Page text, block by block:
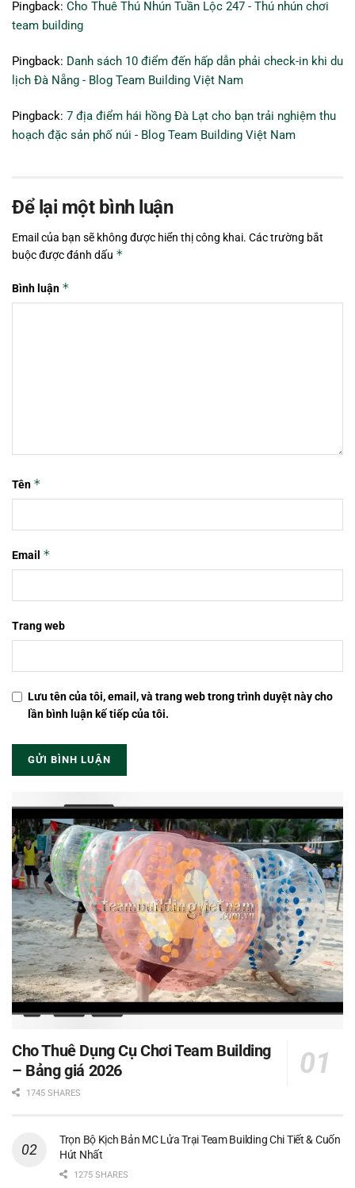
Pingback: Cho Thuê Thú Nhún Tuần Lộc 247 - Thú nhún chơi
team building
Pingback: Danh sách 10 điểm đến hấp dẫn phải check-in khi du
lịch Đà Nẵng - Blog Team Building Việt Nam
Pingback: 7 địa điểm hái hồng Đà Lạt cho bạn trải nghiệm thu
hoạch đặc sản phố núi - Blog Team Building Việt Nam
Để lại một bình luận
Email của bạn sẽ không được hiển thị công khai. Các trường bắt
buộc được đánh dấu *
Bình luận *
Tên *
Email *
Trang web
Lưu tên của tôi, email, và trang web trong trình duyệt này cho
lần bình luận kế tiếp của tôi.
Cho Thuê Dụng Cụ Chơi Team Building
– Bảng giá 2026
1745 SHARES
Trọn Bộ Kịch Bản MC Lửa Trại Team Building Chi Tiết & Cuốn
Hút Nhất
1275 SHARES